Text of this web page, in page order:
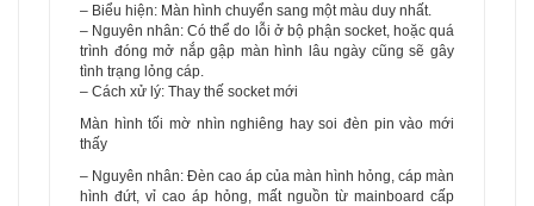
– Biểu hiện: Màn hình chuyển sang một màu duy nhất.
– Nguyên nhân: Có thể do lỗi ở bộ phận socket, hoặc quá
trình đóng mở nắp gập màn hình lâu ngày cũng sẽ gây
tình trạng lỏng cáp.
– Cách xử lý: Thay thế socket mới
Màn hình tối mờ nhìn nghiêng hay soi đèn pin vào mới
thấy
– Nguyên nhân: Đèn cao áp của màn hình hỏng, cáp màn
hình đứt, vỉ cao áp hỏng, mất nguồn từ mainboard cấp